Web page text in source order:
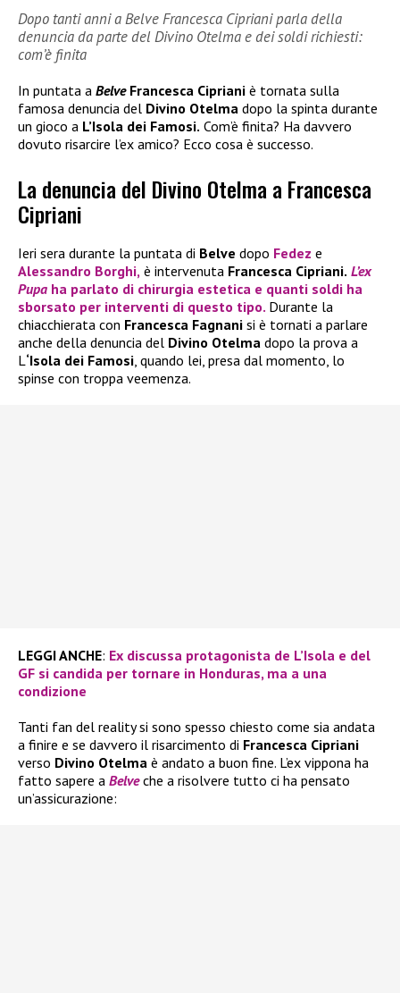
Dopo tanti anni a Belve Francesca Cipriani parla della
denuncia da parte del Divino Otelma e dei soldi richiesti:
com’è finita
In puntata a Belve Francesca Cipriani è tornata sulla
famosa denuncia del Divino Otelma dopo la spinta durante
un gioco a L’Isola dei Famosi. Com’è finita? Ha davvero
dovuto risarcire l’ex amico? Ecco cosa è successo.
La denuncia del Divino Otelma a Francesca
Cipriani
Ieri sera durante la puntata di Belve dopo Fedez e
Alessandro Borghi, è intervenuta Francesca Cipriani. L’ex
Pupa ha parlato di chirurgia estetica e quanti soldi ha
sborsato per interventi di questo tipo. Durante la
chiacchierata con Francesca Fagnani si è tornati a parlare
anche della denuncia del Divino Otelma dopo la prova a
L‘Isola dei Famosi, quando lei, presa dal momento, lo
spinse con troppa veemenza.
LEGGI ANCHE: Ex discussa protagonista de L’Isola e del
GF si candida per tornare in Honduras, ma a una
condizione
Tanti fan del reality si sono spesso chiesto come sia andata
a finire e se davvero il risarcimento di Francesca Cipriani
verso Divino Otelma è andato a buon fine. L’ex vippona ha
fatto sapere a Belveche a risolvere tutto ci ha pensato
un’assicurazione: